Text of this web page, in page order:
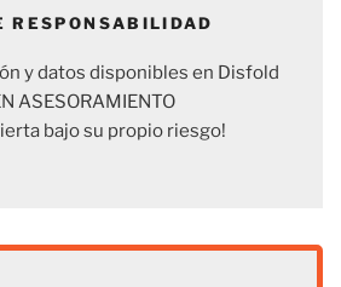
RESPONSABILIDAD
y datos disponibles en Disfold
ASESORAMIENTO
bajo su propio riesgo!